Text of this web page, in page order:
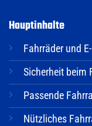
Hauptinhalte
Fahrräder und
Sicherheit beim
Passende
Nützliches